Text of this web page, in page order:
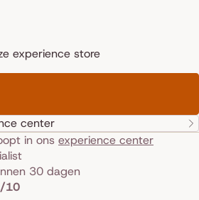
experience store
center
in ons experience center
30 dagen
10